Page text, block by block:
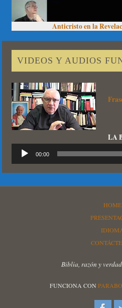
Anticristo en la
VIDEOS Y AUDIOS
LA
Reproductor
de
audio
00:00
HOME
Biblia, razón y
FUNCIONA CON